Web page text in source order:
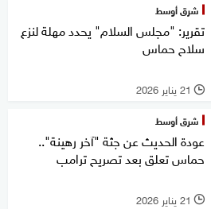
شرق أوسط
تقرير: "مجلس السلام" يحدد مهلة لنزع
سلاح حماس
l 21 يناير 2026
شرق أوسط
عودة الحديث عن جثة "آخر رهينة"..
حماس تعلق بعد تصريح ترامب
l 21 يناير 2026